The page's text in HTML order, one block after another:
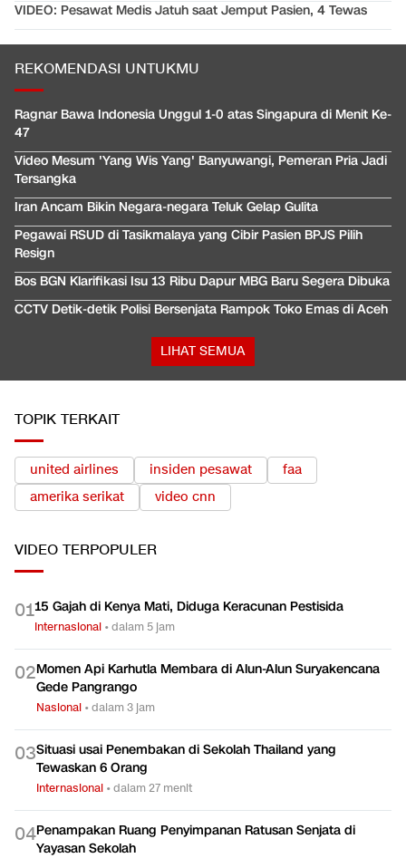
VIDEO: Pesawat Medis Jatuh saat Jemput Pasien, 4 Tewas
REKOMENDASI UNTUKMU
Ragnar Bawa Indonesia Unggul 1-0 atas Singapura di Menit Ke-
47
Video Mesum 'Yang Wis Yang' Banyuwangi, Pemeran Pria Jadi
Tersangka
Iran Ancam Bikin Negara-negara Teluk Gelap Gulita
Pegawai RSUD di Tasikmalaya yang Cibir Pasien BPJS Pilih
Resign
Bos BGN Klarifikasi Isu 13 Ribu Dapur MBG Baru Segera Dibuka
CCTV Detik-detik Polisi Bersenjata Rampok Toko Emas di Aceh
LIHAT SEMUA
TOPIK TERKAIT
united airlines insiden pesawat
faa
amerika serikat
video cnn
VIDEO TERPOPULER
0115 Gajah di Kenya Mati, Diduga Keracunan Pestisida
Internasional •dalam 5 jam
02Momen Api Karhutla Membara di Alun-Alun Suryakencana
Gede Pangrango
Nasional •dalam 3 jam
03Situasi usai Penembakan di Sekolah Thailand yang
Tewaskan 6 Orang
Internasional •dalam 27 menit
04Penampakan Ruang Penyimpanan Ratusan Senjata di
Yayasan Sekolah